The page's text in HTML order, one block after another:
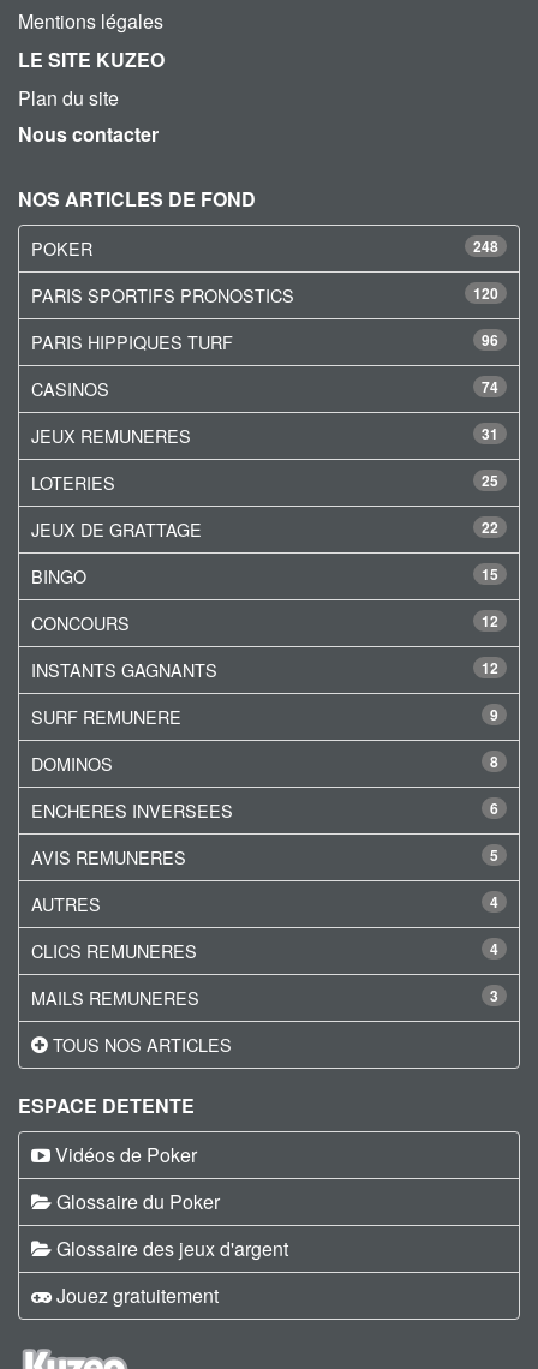
Mentions légales
LE SITE KUZEO
Plan du site
Nous contacter
NOS ARTICLES DE FOND
248
POKER
120
PARIS SPORTIFS PRONOSTICS
96
PARIS HIPPIQUES TURF
74
CASINOS
31
JEUX REMUNERES
25
LOTERIES
22
JEUX DE GRATTAGE
15
BINGO
12
CONCOURS
12
INSTANTS GAGNANTS
9
SURF REMUNERE
8
DOMINOS
6
ENCHERES INVERSEES
5
AVIS REMUNERES
4
AUTRES
4
CLICS REMUNERES
3
MAILS REMUNERES
TOUS NOS ARTICLES
ESPACE DETENTE
Vidéos de Poker
Glossaire du Poker
Glossaire des jeux d'argent
Jouez gratuitement